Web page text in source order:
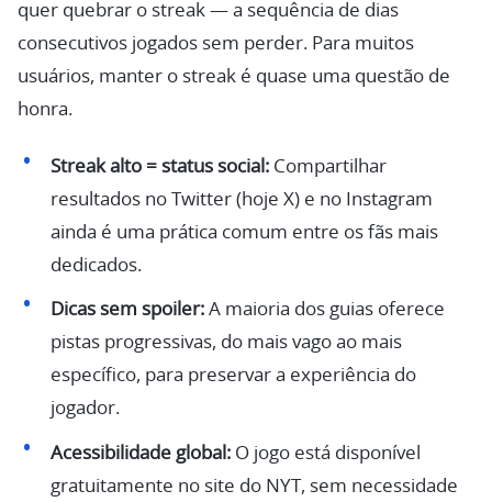
quer quebrar o streak — a sequência de dias
consecutivos jogados sem perder. Para muitos
usuários, manter o streak é quase uma questão de
honra.
Streak alto = status social:Compartilhar
resultados no Twitter (hoje X) e no Instagram
ainda é uma prática comum entre os fãs mais
dedicados.
Dicas sem spoiler:A maioria dos guias oferece
pistas progressivas, do mais vago ao mais
específico, para preservar a experiência do
jogador.
Acessibilidade global:O jogo está disponível
gratuitamente no site do NYT, sem necessidade